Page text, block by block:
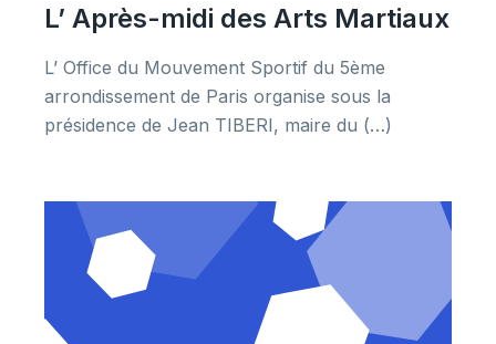
L’ Après-midi des Arts Martiaux
L’ Office du Mouvement Sportif du 5ème
arrondissement de Paris organise sous la
présidence de Jean TIBERI, maire du (…)